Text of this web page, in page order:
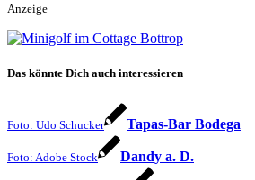
Anzeige
Das könnte Dich auch interessieren
Foto: Udo Schucker Tapas-Bar Bodega
Foto: Adobe Stock Dandy a. D.